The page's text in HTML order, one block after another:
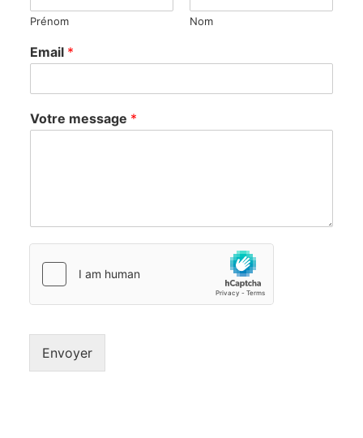
Prénom Nom
N
o
m
s
o
Email *
Votre message *
Envoyer